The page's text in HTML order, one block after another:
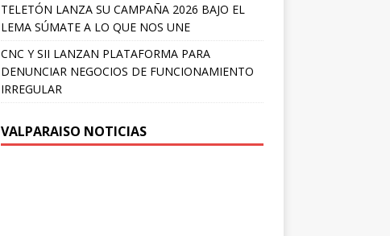
TELETÓN LANZA SU CAMPAÑA 2026 BAJO EL
LEMA SÚMATE A LO QUE NOS UNE
CNC Y SII LANZAN PLATAFORMA PARA
DENUNCIAR NEGOCIOS DE FUNCIONAMIENTO
IRREGULAR
VALPARAISO NOTICIAS